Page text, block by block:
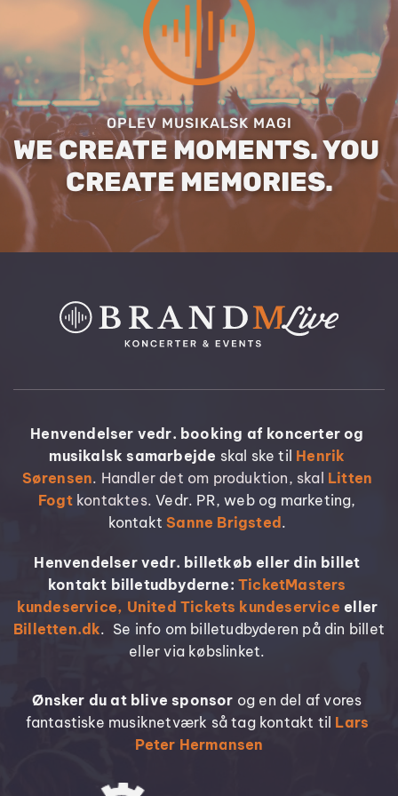
OPLEV MUSIKALSK MAGI
WE CREATE MOMENTS. YOU
CREATE MEMORIES.
Henvendelser vedr. booking af koncerter og
musikalsk samarbejde skal ske til Henrik
Sørensen. Handler det om produktion, skal Litten
Fogt kontaktes. Vedr. PR, web og marketing,
kontakt Sanne Brigsted .
Henvendelser vedr. billetkøb eller din billet
kontakt billetudbyderne: TicketMasters
kundeservice, United Tickets kundeservice
Billetten.dk.  Se info om billetudbyderen på din billet
eller via købslinket.
Ønsker du at blive sponsor og en del af vores
fantastiske musiknetværk så tag kontakt til Lars
Peter Hermansen